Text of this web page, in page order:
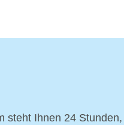
steht Ihnen 24